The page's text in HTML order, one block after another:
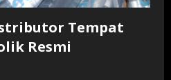
Tempat
Resmi